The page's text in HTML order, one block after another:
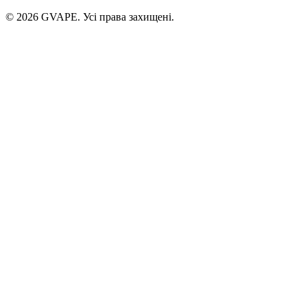
© 2026 GVAPE. Усі права захищені.